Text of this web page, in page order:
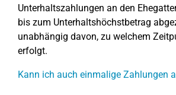
Unterhaltszahlungen an den
bis zum Unterhaltshöchstbetrag
unabhängig davon, zu welchem
erfolgt.
Kann ich auch einmalige Zahlungen